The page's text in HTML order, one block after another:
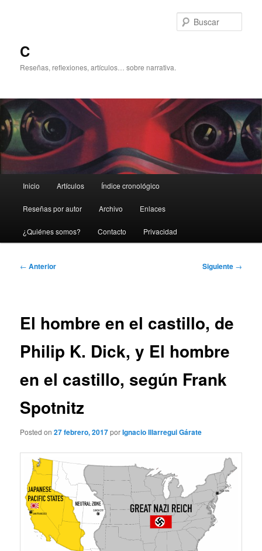
C
Reseñas, reflexiones, artículos… sobre narrativa.
principal
Inicio Artículos Índice cronológico
Reseñas por autor Archivo Enlaces
¿Quiénes somos? Contacto Privacidad
Navegación
← Anterior Siguiente →
El hombre en el castillo, de
Philip K. Dick, y El hombre
en el castillo, según Frank
Spotnitz
Posted on27 febrero, 2017porIgnacio Illarregui Gárate